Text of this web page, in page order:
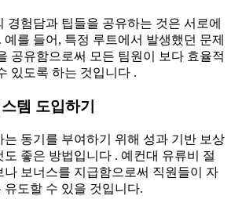
경험담과 팁들을 공유하는 것은 서로에
를 들어, 특정 루트에서 발생했던 문제
공유함으로써 모든 팀원이 보다 효율적
있도록 하는 것입니다 .
템 도입하기
는 동기를 부여하기 위해 성과 기반 보상
좋은 방법입니다 . 예컨대 유류비 절
나 보너스를 지급함으로써 직원들이 자
도할 수 있을 것입니다.